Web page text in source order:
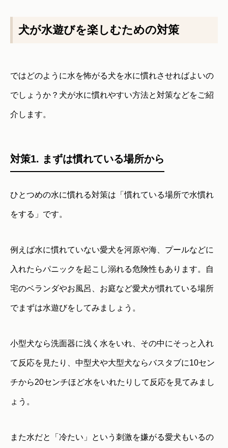
犬が水遊びを楽しむための対策
ではどのように水を怖がる犬を水に慣れさせればよいの
でしょうか？犬が水に慣れやすい方法と対策などをご紹
介します。
対策1. まずは慣れている場所から
ひとつめの水に慣れる対策は「慣れている場所で水慣れ
をする」です。
例えば水に慣れていない愛犬を河原や海、プールなどに
入れたらパニックを起こし溺れる危険性もあります。自
宅のベランダやお風呂、お庭など愛犬が慣れている場所
でまずは水遊びをしてみましょう。
小型犬なら洗面器に浅く水をいれ、その中にそっと入れ
て反応を見たり、中型犬や大型犬ならバスタブに10セン
チから20センチほど水をいれたりして反応を見てみまし
ょう。
また水だと「冷たい」という刺激を嫌がる愛犬もいるの